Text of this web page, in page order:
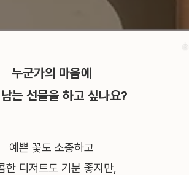
💖
누군가의 마음에
는 선물을 하고 싶나요?
예쁜 꽃도 소중하고
한 디저트도 기분 좋지만,